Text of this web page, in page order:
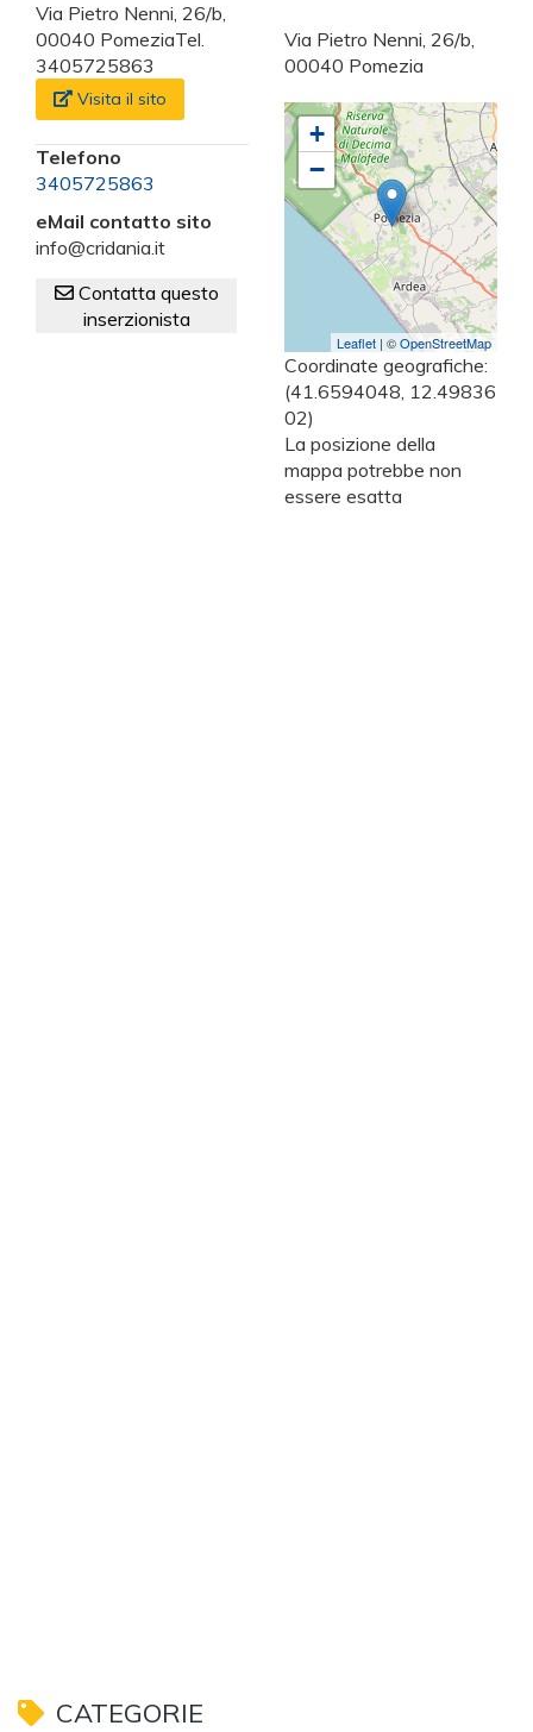
Via Pietro Nenni, 26/b,
00040 PomeziaTel.
3405725863
Visita il sito
Telefono
3405725863
eMail contatto sito
info@cridania.it
Contatta questo
inserzionista
Via Pietro Nenni, 26/b,
00040 Pomezia
+
−
Leaflet | ©OpenStreetMap
Coordinate geografiche:
(41.6594048, 12.49836
02)
La posizione della
mappa potrebbe non
essere esatta
CATEGORIE